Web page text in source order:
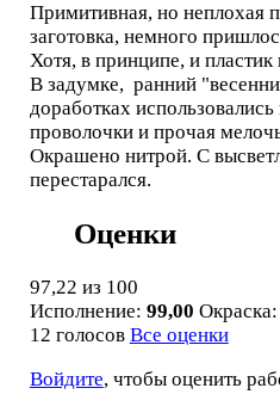
Примитивная, но неплохая
заготовка, немного
Хотя, в принципе, и
В задумке, ранний
доработках
проволочки и прочая
Окрашено нитрой. С
перестарался.
Оценки
97,22 из 100
Исполнение: 99,00 Окраска:
12 голосов Все оценки
Войдите, чтобы оценить